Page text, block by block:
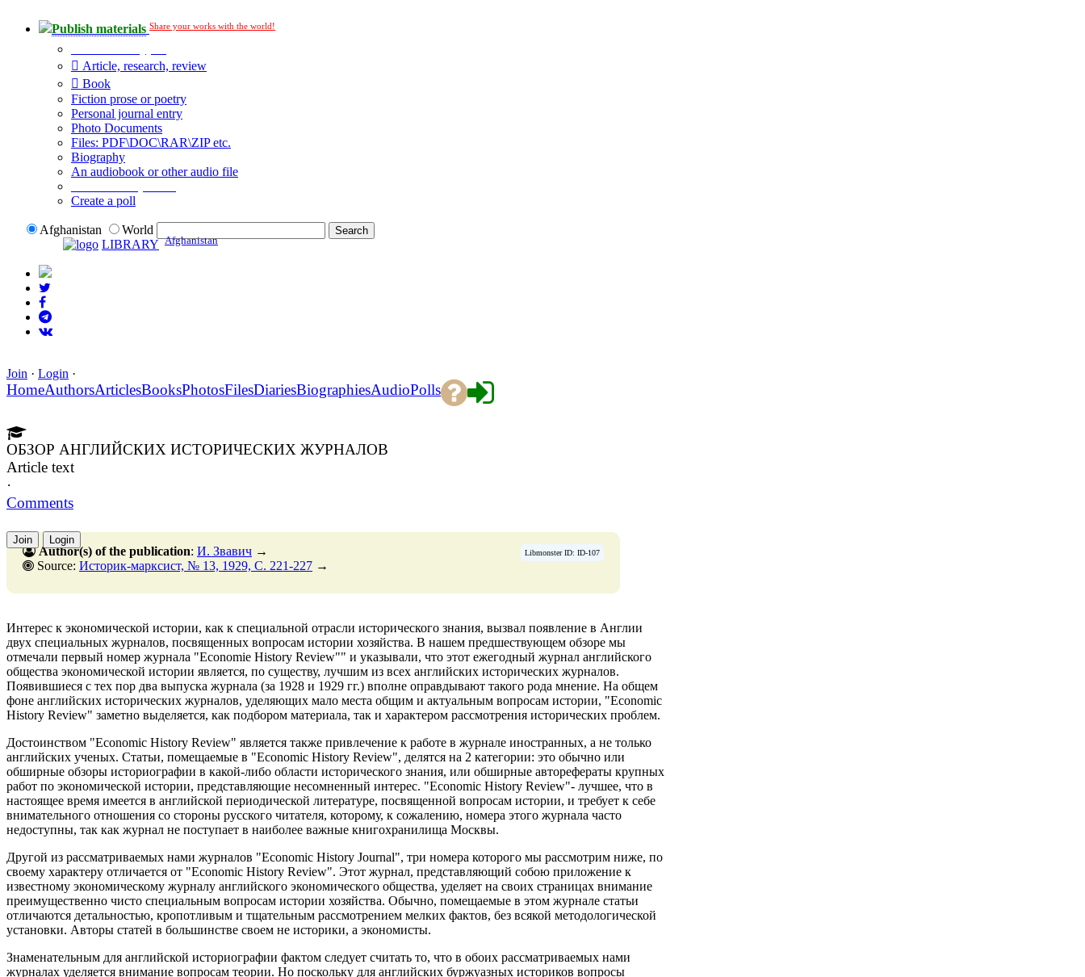
Publish materials Share your works with the world!
Article, research, review
Book
Fiction prose or poetry
Personal journal entry
Photo Documents
Files: PDF\DOC\RAR\ZIP etc.
Biography
An audiobook or other audio file
Create a poll
Afghanistan
World
LIBRARY Afghanistan
Join · Login ·
HomeAuthorsArticlesBooksPhotosFilesDiariesBiographiesAudioPolls
ОБЗОР АНГЛИЙСКИХ ИСТОРИЧЕСКИХ ЖУРНАЛОВ
Article text
·
Comments
Join Login
Libmonster ID: ID-107
Author(s) of the publication: И. Звавич →
Source: Историк-марксист, № 13, 1929, C. 221-227 →
Интерес к экономической истории, как к специальной отрасли исторического знания, вызвал появление в Англии
двух специальных журналов, посвященных вопросам истории хозяйства. В нашем предшествующем обзоре мы
отмечали первый номер журнала "Economie History Review"" и указывали, что этот ежегодный журнал английского
общества экономической истории является, по существу, лучшим из всех английских исторических журналов.
Появившиеся с тех пор два выпуска журнала (за 1928 и 1929 гг.) вполне оправдывают такого рода мнение. На общем
фоне английских исторических журналов, уделяющих мало места общим и актуальным вопросам истории, "Economic
History Review" заметно выделяется, как подбором материала, так и характером рассмотрения исторических проблем.
Достоинством "Economic History Review" является также привлечение к работе в журнале иностранных, а не только
английских ученых. Статьи, помещаемые в "Economic History Review", делятся на 2 категории: это обычно или
обширные обзоры историографии в какой-либо области исторического знания, или обширные авторефераты крупных
работ по экономической истории, представляющие несомненный интерес. "Economic History Review"- лучшее, что в
настоящее время имеется в английской периодической литературе, посвященной вопросам истории, и требует к себе
внимательного отношения со стороны русского читателя, которому, к сожалению, номера этого журнала часто
недоступны, так как журнал не поступает в наиболее важные книгохранилища Москвы.
Другой из рассматриваемых нами журналов "Economic History Journal", три номера которого мы рассмотрим ниже, по
своему характеру отличается от "Economic History Review". Этот журнал, представляющий собою приложение к
известному экономическому журналу английского экономического общества, уделяет на своих страницах внимание
преимущественно чисто специальным вопросам истории хозяйства. Обычно, помещаемые в этом журнале статьи
отличаются детальностью, кропотливым и тщательным рассмотрением мелких фактов, без всякой методологической
установки. Авторы статей в большинстве своем не историки, а экономисты.
Знаменательным для английской историографии фактом следует считать то, что в обоих рассматриваемых нами
журналах уделяется внимание вопросам теории. Но поскольку для английских буржуазных историков вопросы